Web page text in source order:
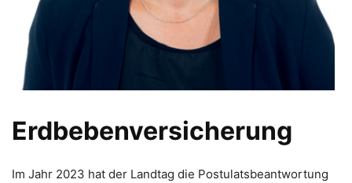
Erdbebenversicherung
Im Jahr 2023 hat der Landtag die Postulatsbeantwortung